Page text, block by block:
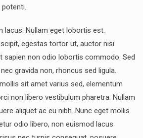
potenti.
lacus. Nullam eget lobortis est.
egestas tortor ut, auctor nisi.
sapien non odio lobortis commodo. Sed
gravida non, rhoncus sed ligula.
sit amet varius sed, elementum
non libero vestibulum pharetra. Nullam
aliquet ac eu nibh. Nunc eget mollis
odio libero, non euismod lacus